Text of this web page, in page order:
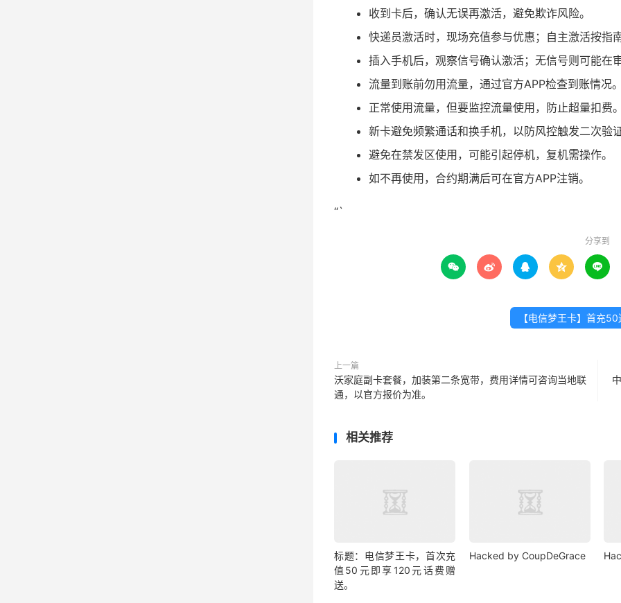
收到卡后，确认无误再激活，避免欺诈风险。
快递员激活时，现场充值参与优惠；自主激活按指
插入手机后，观察信号确认激活；无信号则可能在
流量到账前勿用流量，通过官方APP检查到账情况
正常使用流量，但要监控流量使用，防止超量扣费
新卡避免频繁通话和换手机，以防风控触发二次验
避免在禁发区使用，可能引起停机，复机需操作。
如不再使用，合约期满后可在官方APP注销。
“`
分享到
    
【电信梦王卡】首充
上一篇
沃家庭副卡套餐，加装第二条宽带，费用详情可咨询当地联
通，以官方报价为准。
相关推荐
标题：电信梦王卡，首次充
值50元即享120元话费赠
送。
Hacked by CoupDeGrace